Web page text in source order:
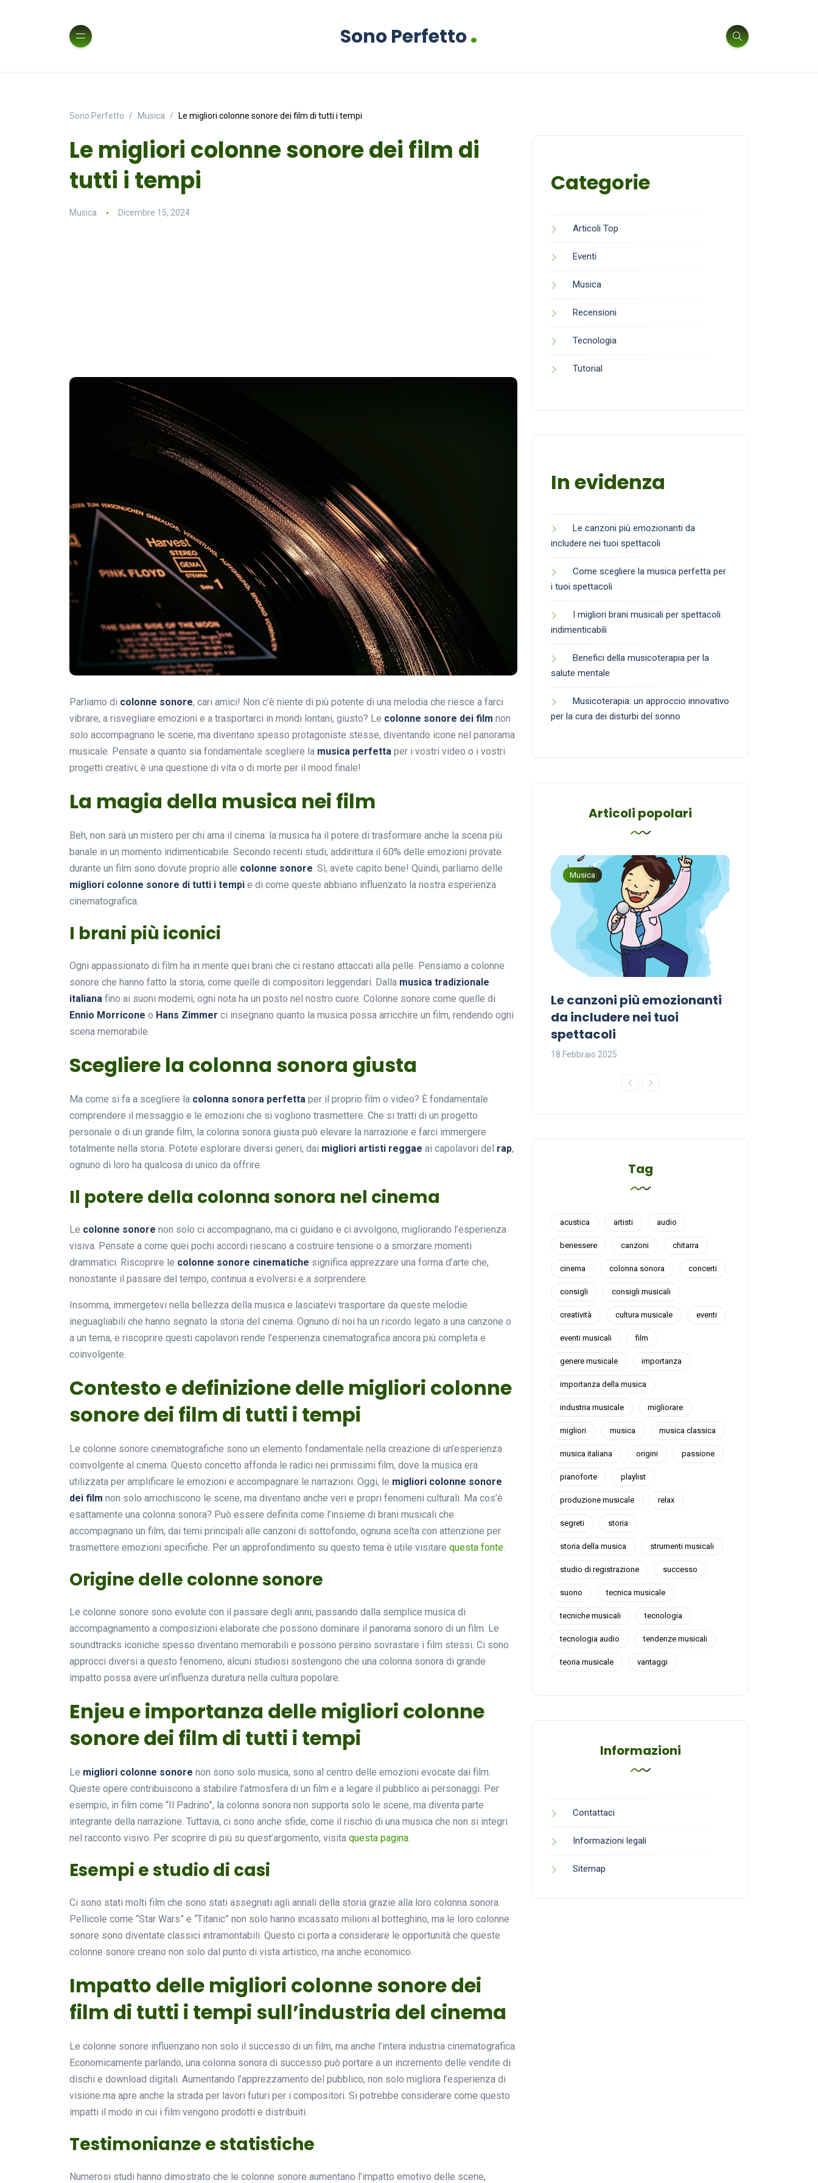
Sono Perfetto.
Sono Perfetto Musica Le migliori colonne sonore dei film di tutti i tempi
Le migliori colonne sonore dei film di
tutti i tempi
Musica Dicembre 15, 2024
Parliamo di colonne sonore, cari amici! Non c’è niente di più potente di una melodia che riesce a farci
vibrare, a risvegliare emozioni e a trasportarci in mondi lontani, giusto? Le colonne sonore dei film non
solo accompagnano le scene, ma diventano spesso protagoniste stesse, diventando icone nel panorama
musicale. Pensate a quanto sia fondamentale scegliere la musica perfetta per i vostri video o i vostri
progetti creativi; è una questione di vita o di morte per il mood finale!
La magia della musica nei film
Beh, non sarà un mistero per chi ama il cinema: la musica ha il potere di trasformare anche la scena più
banale in un momento indimenticabile. Secondo recenti studi, addirittura il 60% delle emozioni provate
durante un film sono dovute proprio alle colonne sonore. Sì, avete capito bene! Quindi, parliamo delle
migliori colonne sonore di tutti i tempi e di come queste abbiano influenzato la nostra esperienza
cinematografica.
I brani più iconici
Ogni appassionato di film ha in mente quei brani che ci restano attaccati alla pelle. Pensiamo a colonne
sonore che hanno fatto la storia, come quelle di compositori leggendari. Dalla musica tradizionale
italiana fino ai suoni moderni, ogni nota ha un posto nel nostro cuore. Colonne sonore come quelle di
Ennio Morricone o Hans Zimmer ci insegnano quanto la musica possa arricchire un film, rendendo ogni
scena memorabile.
Scegliere la colonna sonora giusta
Ma come si fa a scegliere la colonna sonora perfetta per il proprio film o video? È fondamentale
comprendere il messaggio e le emozioni che si vogliono trasmettere. Che si tratti di un progetto
personale o di un grande film, la colonna sonora giusta può elevare la narrazione e farci immergere
totalmente nella storia. Potete esplorare diversi generi, dai migliori artisti reggae ai capolavori del rap,
ognuno di loro ha qualcosa di unico da offrire.
Il potere della colonna sonora nel cinema
Le colonne sonore non solo ci accompagnano, ma ci guidano e ci avvolgono, migliorando l’esperienza
visiva. Pensate a come quei pochi accordi riescano a costruire tensione o a smorzare momenti
drammatici. Riscoprire le colonne sonore cinematiche significa apprezzare una forma d’arte che,
nonostante il passare del tempo, continua a evolversi e a sorprendere.
Insomma, immergetevi nella bellezza della musica e lasciatevi trasportare da queste melodie
ineguagliabili che hanno segnato la storia del cinema. Ognuno di noi ha un ricordo legato a una canzone o
a un tema, e riscoprire questi capolavori rende l’esperienza cinematografica ancora più completa e
coinvolgente.
Contesto e definizione delle migliori colonne
sonore dei film di tutti i tempi
Le colonne sonore cinematografiche sono un elemento fondamentale nella creazione di un’esperienza
coinvolgente al cinema. Questo concetto affonda le radici nei primissimi film, dove la musica era
utilizzata per amplificare le emozioni e accompagnare le narrazioni. Oggi, le migliori colonne sonore
dei film non solo arricchiscono le scene, ma diventano anche veri e propri fenomeni culturali. Ma cos’è
esattamente una colonna sonora? Può essere definita come l’insieme di brani musicali che
accompagnano un film, dai temi principali alle canzoni di sottofondo, ognuna scelta con attenzione per
trasmettere emozioni specifiche. Per un approfondimento su questo tema è utile visitare questa fonte.
Origine delle colonne sonore
Le colonne sonore sono evolute con il passare degli anni, passando dalla semplice musica di
accompagnamento a composizioni elaborate che possono dominare il panorama sonoro di un film. Le
soundtracks iconiche spesso diventano memorabili e possono persino sovrastare i film stessi. Ci sono
approcci diversi a questo fenomeno, alcuni studiosi sostengono che una colonna sonora di grande
impatto possa avere un’influenza duratura nella cultura popolare.
Enjeu e importanza delle migliori colonne
sonore dei film di tutti i tempi
Le migliori colonne sonore non sono solo musica, sono al centro delle emozioni evocate dai film.
Queste opere contribuiscono a stabilire l’atmosfera di un film e a legare il pubblico ai personaggi. Per
esempio, in film come “Il Padrino”, la colonna sonora non supporta solo le scene, ma diventa parte
integrante della narrazione. Tuttavia, ci sono anche sfide, come il rischio di una musica che non si integri
nel racconto visivo. Per scoprire di più su quest’argomento, visita questa pagina.
Esempi e studio di casi
Ci sono stati molti film che sono stati assegnati agli annali della storia grazie alla loro colonna sonora.
Pellicole come “Star Wars” e “Titanic” non solo hanno incassato milioni al botteghino, ma le loro colonne
sonore sono diventate classici intramontabili. Questo ci porta a considerare le opportunità che queste
colonne sonore creano non solo dal punto di vista artistico, ma anche economico.
Impatto delle migliori colonne sonore dei
film di tutti i tempi sull’industria del cinema
Le colonne sonore influenzano non solo il successo di un film, ma anche l’intera industria cinematografica.
Economicamente parlando, una colonna sonora di successo può portare a un incremento delle vendite di
dischi e download digitali. Aumentando l’apprezzamento del pubblico, non solo migliora l’esperienza di
visione ma apre anche la strada per lavori futuri per i compositori. Si potrebbe considerare come questo
impatti il modo in cui i film vengono prodotti e distribuiti.
Testimonianze e statistiche
Numerosi studi hanno dimostrato che le colonne sonore aumentano l’impatto emotivo delle scene,
Categorie
Articoli Top
Eventi
Musica
Recensioni
Tecnologia
Tutorial
In evidenza
Le canzoni più emozionanti da
includere nei tuoi spettacoli
Come scegliere la musica perfetta per
i tuoi spettacoli
I migliori brani musicali per spettacoli
indimenticabili
Benefici della musicoterapia per la
salute mentale
Musicoterapia: un approccio innovativo
per la cura dei disturbi del sonno
Articoli popolari
Musica
Musicoterapia: un
approccio innovativo per la
Musica
Le canzoni più emozionanti
da includere nei tuoi
spettacoli
18 Febbraio 2025
Tag
acustica artisti audio
benessere canzoni chitarra
cinema colonna sonora concerti
consigli consigli musicali
creatività cultura musicale eventi
eventi musicali film
genere musicale importanza
importanza della musica
industria musicale migliorare
migliori musica musica classica
musica italiana origini passione
pianoforte playlist
produzione musicale relax
segreti storia
storia della musica strumenti musicali
studio di registrazione successo
suono tecnica musicale
tecniche musicali tecnologia
tecnologia audio tendenze musicali
teoria musicale vantaggi
Informazioni
Contattaci
Informazioni legali
Sitemap